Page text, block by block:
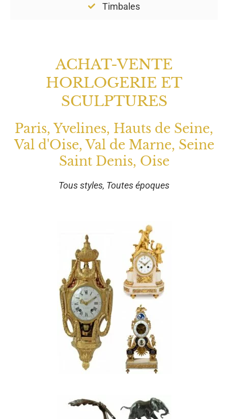
Timbales
ACHAT-VENTE
HORLOGERIE ET
SCULPTURES
Paris, Yvelines, Hauts de Seine,
Val d'Oise, Val de Marne, Seine
Saint Denis, Oise
Tous styles, Toutes époques